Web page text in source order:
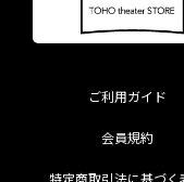
ご利用ガイド
会員規約
特定商取引法に基づく